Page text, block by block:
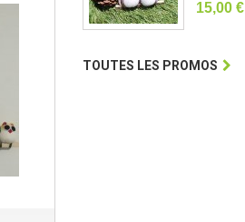
15,00 €
TOUTES LES PROMOS